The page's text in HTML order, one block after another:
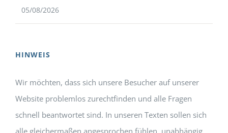
05/08/2026
HINWEIS
Wir möchten, dass sich unsere Besucher auf unserer
Website problemlos zurechtfinden und alle Fragen
schnell beantwortet sind. In unseren Texten sollen sich